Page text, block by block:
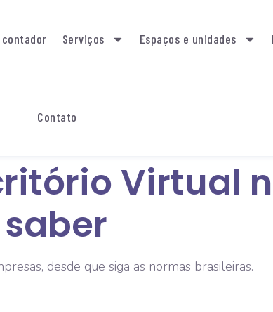
Serviços Espaços e unidades
Contato
Virtual
desde que siga as normas brasileiras.